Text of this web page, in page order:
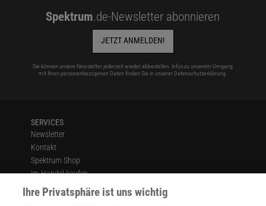
Spektrum.de-Newsletter abonnieren
JETZT ANMELDEN!
Sie können unsere Newsletter jederzeit wieder abbestellen. Infos zu unserem Umgang
mit Ihren personenbezogenen Daten finden Sie in unserer Datenschutzerklärung
SERVICES
Newsletter
Kontakt
Spektrum Shop
Im Handel kaufen
Presse
Verträge kündigen
Ihre Privatsphäre ist uns wichtig